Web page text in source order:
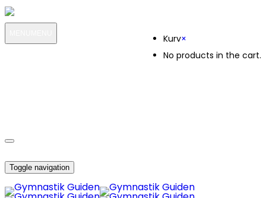
Kurv×
No products in the cart.
Toggle navigation